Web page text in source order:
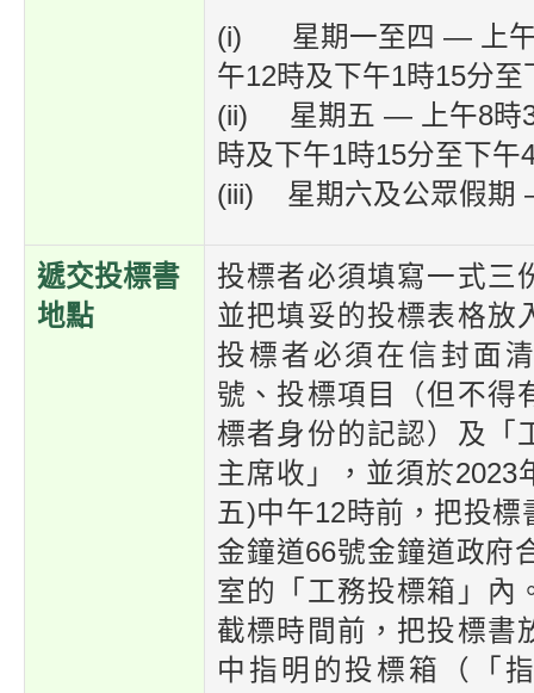
(i) 星期一至四 — 上午
午12時及下午1時15分至
(ii) 星期五 — 上午8時
時及下午1時15分至下午
(iii) 星期六及公眾假期
遞交投標書
地點
投標者必須填寫一式三
並把填妥的投標表格放
投標者必須在信封面
號、投標項目（但不得
標者身份的記認）及「
主席收」，並須於2023
五)中午12時前，把投標
金鐘道66號金鐘道政府
室的「工務投標箱」內
截標時間前，把投標書
中指明的投標箱（「